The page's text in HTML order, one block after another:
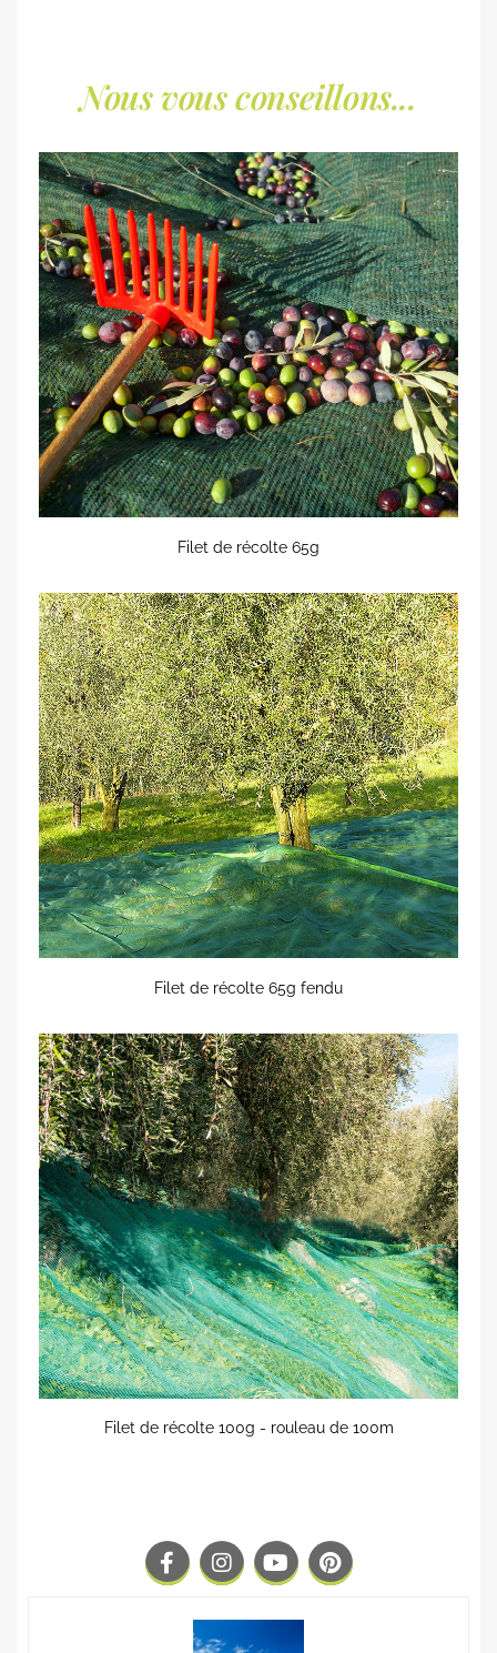
Nous vous conseillons...
Filet de récolte 65g
Filet de récolte 65g fendu
Filet de récolte 100g - rouleau de 100m